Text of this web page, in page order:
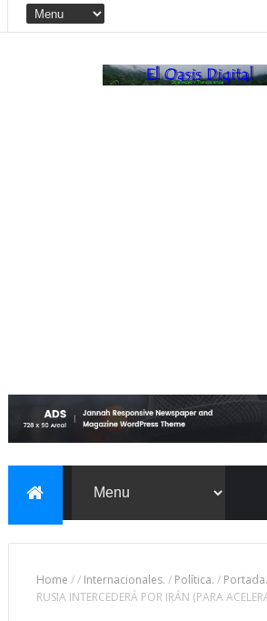
Home // Internacionales. / Política. / Portada.
RUSIA INTERCEDERÁ POR IRÁN (PARA